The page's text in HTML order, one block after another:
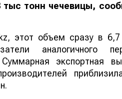
тыс тонн чечевицы,
этот объем сразу в
аналогичного
экспортная